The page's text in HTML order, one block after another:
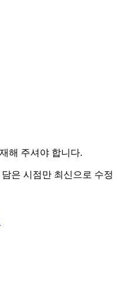
해 주셔야 합니다.
은 시점만 최신으로 수정